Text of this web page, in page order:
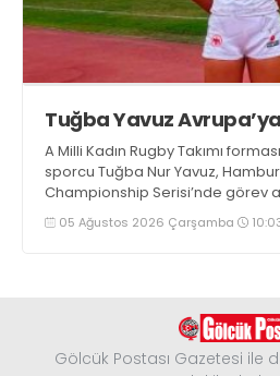
Tuğba Yavuz
A Milli Kadın Rugby Takımı
sporcu Tuğba Nur Yavuz,
Championship Serisi’nde görev
çıkma eşiğini geride bıraktı
05 Ağustos 2026 Çarşamba
Gölcük Postası Gazetesi ile